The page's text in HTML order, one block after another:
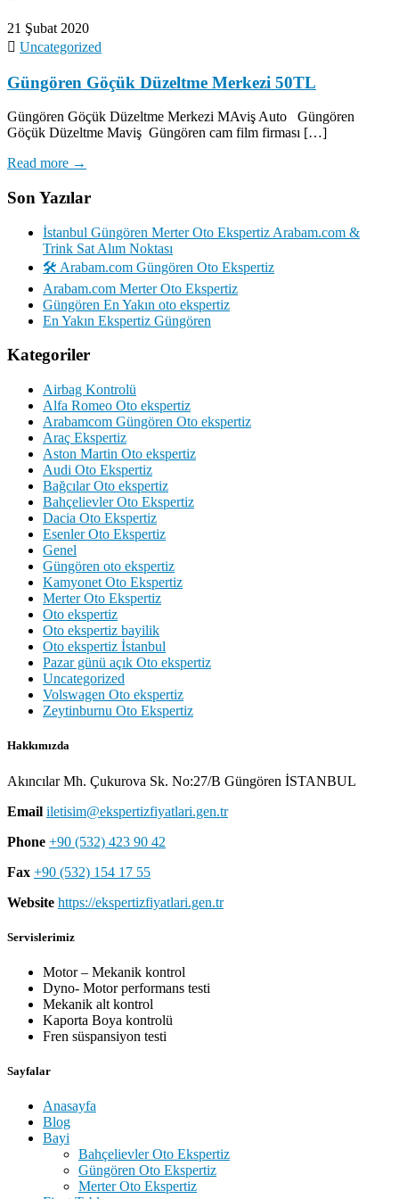
21 Şubat 2020
Uncategorized
Güngören Göçük Düzeltme Merkezi 50TL
Güngören Göçük Düzeltme Merkezi MAviş Auto Güngören
Göçük Düzeltme Maviş Güngören cam film firması […]
Read more →
Son Yazılar
İstanbul Güngören Merter Oto Ekspertiz Arabam.com &
Trink Sat Alım Noktası
🛠️ Arabam.com Güngören Oto Ekspertiz
Arabam.com Merter Oto Ekspertiz
Güngören En Yakın oto ekspertiz
En Yakın Ekspertiz Güngören
Kategoriler
Airbag Kontrolü
Alfa Romeo Oto ekspertiz
Arabamcom Güngören Oto ekspertiz
Araç Ekspertiz
Aston Martin Oto ekspertiz
Audi Oto Ekspertiz
Bağcılar Oto ekspertiz
Bahçelievler Oto Ekspertiz
Dacia Oto Ekspertiz
Esenler Oto Ekspertiz
Genel
Güngören oto ekspertiz
Kamyonet Oto Ekspertiz
Merter Oto Ekspertiz
Oto ekspertiz
Oto ekspertiz bayilik
Oto ekspertiz İstanbul
Pazar günü açık Oto ekspertiz
Uncategorized
Volswagen Oto ekspertiz
Zeytinburnu Oto Ekspertiz
Hakkımızda
Akıncılar Mh. Çukurova Sk. No:27/B Güngören İSTANBUL
Email iletisim@ekspertizfiyatlari.gen.tr
Phone +90 (532) 423 90 42
Fax +90 (532) 154 17 55
Website https://ekspertizfiyatlari.gen.tr
Servislerimiz
Motor – Mekanik kontrol
Dyno- Motor performans testi
Mekanik alt kontrol
Kaporta Boya kontrolü
Fren süspansiyon testi
Sayfalar
Anasayfa
Blog
Bayi
Bahçelievler Oto Ekspertiz
Güngören Oto Ekspertiz
Merter Oto Ekspertiz